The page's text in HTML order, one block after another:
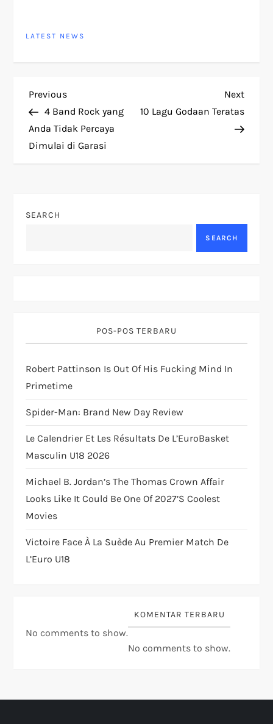
LATEST NEWS
P
o
s
n
t
i
o
n
Previous
Post
Previous
4 Band Rock yang
Anda Tidak Percaya
Dimulai di Garasi
Next
Post
Next
10 Lagu Godaan Teratas
SEARCH
SEARCH
POS-POS TERBARU
Robert Pattinson Is Out Of His Fucking Mind In
Primetime
Spider-Man: Brand New Day Review
Le Calendrier Et Les Résultats De L’EuroBasket
Masculin U18 2026
Michael B. Jordan’s The Thomas Crown Affair
Looks Like It Could Be One Of 2027’s Coolest
Movies
Victoire Face À La Suède Au Premier Match De
L’Euro U18
No comments to show.
KOMENTAR TERBARU
No comments to show.